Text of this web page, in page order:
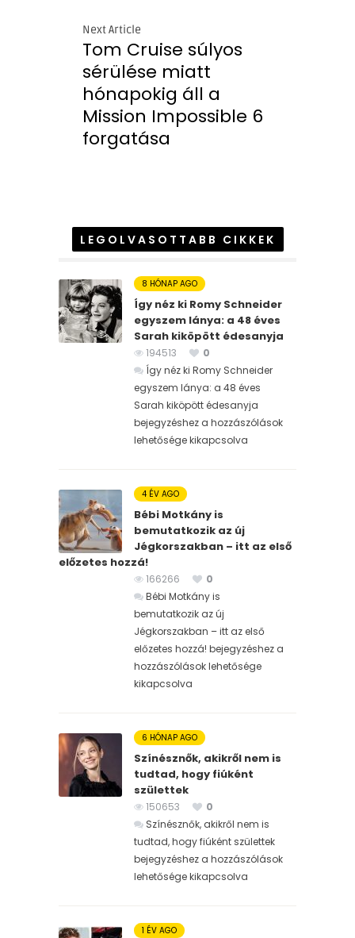
Next Article
Tom Cruise súlyos
sérülése miatt
hónapokig áll a
Mission Impossible 6
forgatása
LEGOLVASOTTABB CIKKEK
8 HÓNAP AGO
Így néz ki Romy Schneider
egyszem lánya: a 48 éves
Sarah kiköpött édesanyja
194513
0
Így néz ki Romy Schneider
egyszem lánya: a 48 éves
Sarah kiköpött édesanyja
bejegyzéshez a hozzászólások
lehetősége kikapcsolva
4 ÉV AGO
Bébi Motkány is
bemutatkozik az új
Jégkorszakban – itt az első
előzetes hozzá!
166266
0
Bébi Motkány is
bemutatkozik az új
Jégkorszakban – itt az első
előzetes hozzá! bejegyzéshez a
hozzászólások lehetősége
kikapcsolva
6 HÓNAP AGO
Színésznők, akikről nem is
tudtad, hogy fiúként
születtek
150653
0
Színésznők, akikről nem is
tudtad, hogy fiúként születtek
bejegyzéshez a hozzászólások
lehetősége kikapcsolva
1 ÉV AGO